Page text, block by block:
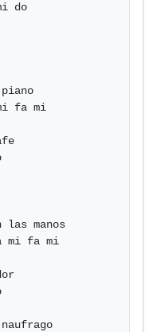
do
fa mi
manos
mi fa mi